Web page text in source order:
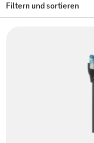
Filtern und sortieren